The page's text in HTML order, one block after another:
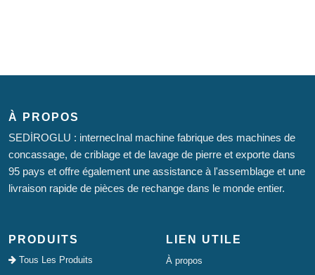
À PROPOS
SEDİROGLU : internecInal machine fabrique des machines de
concassage, de criblage et de lavage de pierre et exporte dans
95 pays et offre également une assistance à l'assemblage et une
livraison rapide de pièces de rechange dans le monde entier.
PRODUITS
Tous Les Produits
LIEN UTILE
À propos